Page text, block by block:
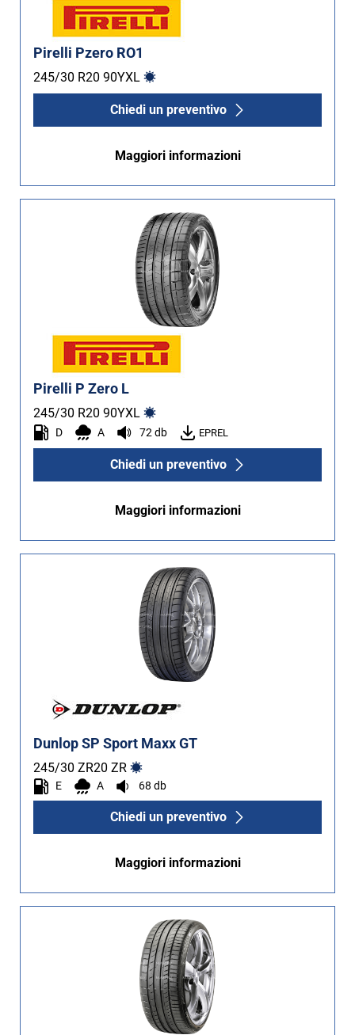
Pirelli Pzero RO1
245/30 R20 90YXL
Chiedi un preventivo
Maggiori informazioni
Pirelli P Zero L
245/30 R20 90YXL
D A 72 db EPREL
Chiedi un preventivo
Maggiori informazioni
Dunlop SP Sport Maxx GT
245/30 ZR20 ZR
E A 68 db
Chiedi un preventivo
Maggiori informazioni